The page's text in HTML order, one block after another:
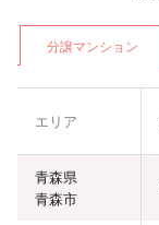
分譲マンション
エリア
青森県
青森市